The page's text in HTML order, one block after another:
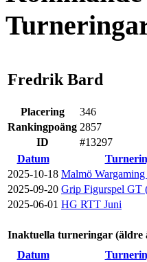
Fredrik Bard
Placering
346
Rankingpoäng 2857
ID
#13297
Datum
2025-10-18 Malmö Wargaming
2025-09-20 Grip Figurspel GT
2025-06-01 HG RTT Juni
Inaktuella turneringar (äldre
Datum